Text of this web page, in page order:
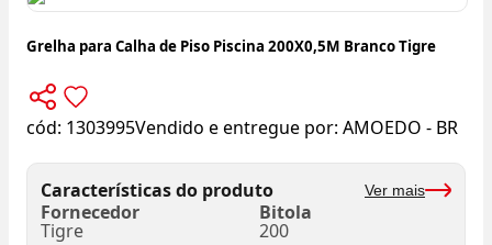
Grelha para Calha de Piso Piscina 200X0,5M Branco Tigre
cód: 1303995Vendido e entregue por: AMOEDO - BR
Características do produto Ver mais
Fornecedor
Tigre
Bitola
200